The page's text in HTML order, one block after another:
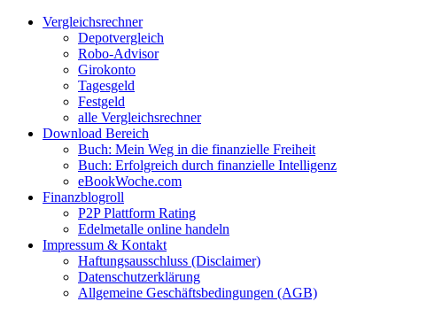
Zum
Facebook
Twitter
Instagram
Pinterest
YouTubeVergleichsrechner
Depotvergleich
Robo-Advisor
Girokonto
Tagesgeld
Festgeld
alle Vergleichsrechner
Download Bereich
Buch: Mein Weg in die finanzielle Freiheit
Buch: Erfolgreich durch finanzielle Intelligenz
eBookWoche.com
Finanzblogroll
P2P Plattform Rating
Edelmetalle online handeln
Impressum & Kontakt
Haftungsausschluss (Disclaimer)
Datenschutzerklärung
Allgemeine Geschäftsbedingungen (AGB)